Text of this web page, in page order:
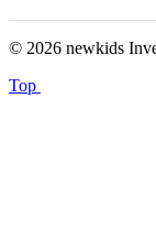
© 2026 newkids
Top